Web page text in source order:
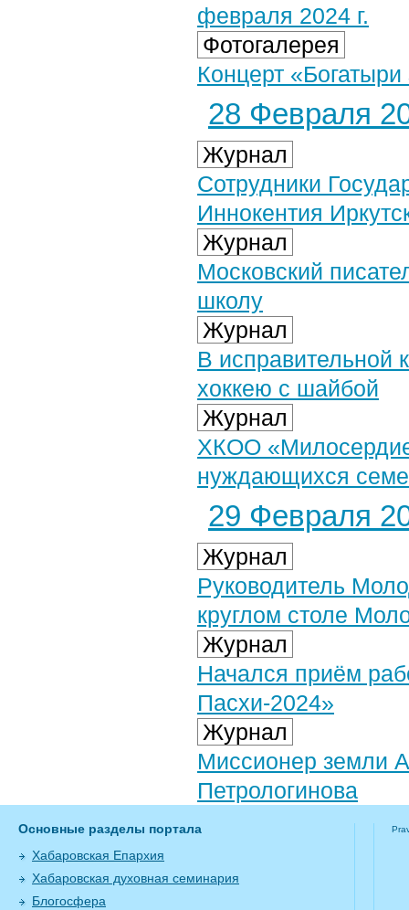
февраля 2024 г.
Фотогалерея
Концерт
28 Февраля
Журнал
Сотрудники
Иннокентия
Журнал
Московский
школу
Журнал
В исправительной
хоккею с шайбой
Журнал
ХКОО
нуждающихся
29 Февраля
Журнал
Руководитель
круглом столе
Журнал
Начался приём
Пасхи-2024»
Журнал
Миссионер земли
Петрологинова
Основные разделы портала
Хабаровская Епархия
Хабаровская духовная семинария
Блогосфера